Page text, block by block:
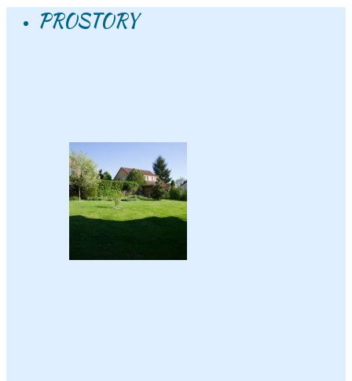
PROSTORY